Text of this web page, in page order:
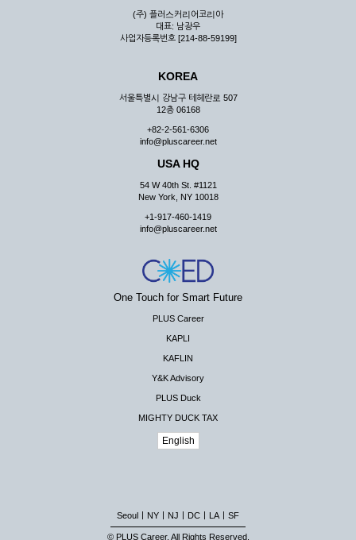
(주) 플러스커리어코리아
대표: 남광우
사업자등록번호 [214-88-59199]
KOREA
서울특별시 강남구 테헤란로 507
12층 06168
+82-2-561-6306
info@pluscareer.net
USA HQ
54 W 40th St. #1121
New York, NY 10018
+1-917-460-1419
info@pluscareer.net
One Touch for Smart Future
PLUS Career
KAPLI
KAFLIN
Y&K Advisory
PLUS Duck
MIGHTY DUCK TAX
English
Seoul NY NJ DC LA SF
© PLUS Career. All Rights Reserved.